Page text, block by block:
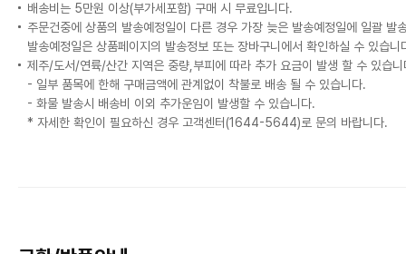
배송비는 5만원 이상(부가세포함) 구매 시 무료입니다.
주문건중에 상품의 발송예정일이 다른 경우 가장 늦은 발송예정일에 일괄 발
발송예정일은 상품페이지의 발송정보 또는 장바구니에서 확인하실 수 있습니
제주/도서/연륙/산간 지역은 중량,부피에 따라 추가 요금이 발생 할 수 있습니
- 일부 품목에 한해 구매금액에 관계없이 착불로 배송 될 수 있습니다.
- 화물 발송시 배송비 이외 추가운임이 발생할 수 있습니다.
* 자세한 확인이 필요하신 경우 고객센터(1644-5644)로 문의 바랍니다.